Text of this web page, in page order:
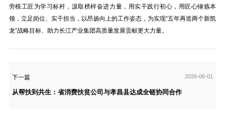
劳模工匠为学习标杆，汲取榜样奋进力量，用实干践行初心，用匠心锤炼本
领，立足岗位、实干担当，以昂扬向上的工作姿态，为实现“五年再造两个新凯
龙”战略目标、助力长江产业集团高质量发展贡献更大力量。
下一篇 2026-06-01
从帮扶到共生：省消费扶贫公司与孝昌县达成全链协同合作